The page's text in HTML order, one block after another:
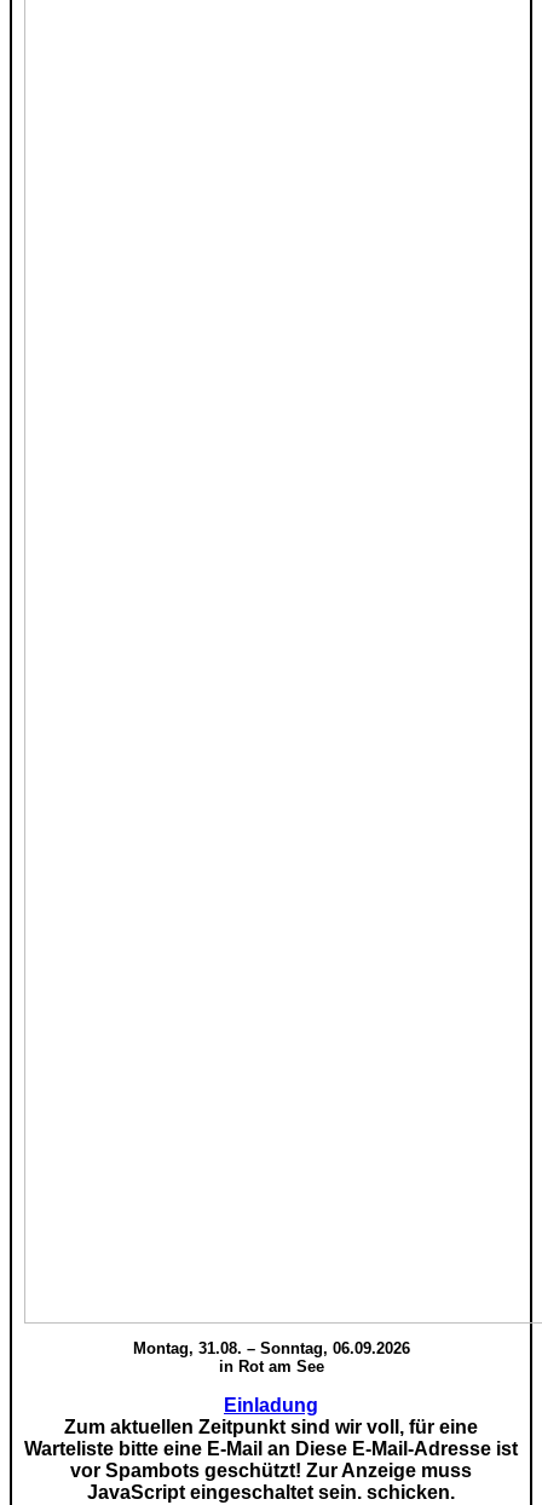
Montag, 31.08. – Sonntag, 06.09.2026
in Rot am See
Einladung
Zum aktuellen Zeitpunkt sind wir voll, für eine
Warteliste bitte eine E-Mail an Diese E-Mail-Adresse ist
vor Spambots geschützt! Zur Anzeige muss
JavaScript eingeschaltet sein. schicken.